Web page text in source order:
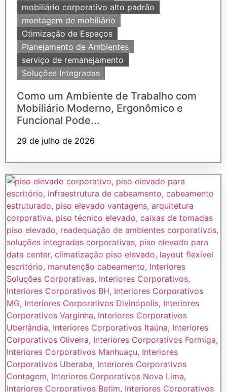
mobiliário corporativo alto padrão
montagem de mobiliário
Otimização de Espaços
Planejamento de Ambientes
serviço de remanejamento
Soluções Integradas
Como um Ambiente de Trabalho com
Mobiliário Moderno, Ergonômico e
Funcional Pode...
29 de julho de 2026